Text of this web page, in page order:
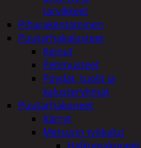
tarvikkeet
Piharakentaminen
Puutarhakalusteet
Keinut
Pehmusteet
Pöydät, tuolit ja
kalusteryhmät
Puutarhakoneet
Kärryt
Metsurin työkalut